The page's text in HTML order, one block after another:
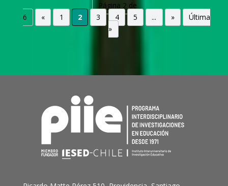
Página 2 de
6
« 1 2 3 4 5 ... »
Última
»